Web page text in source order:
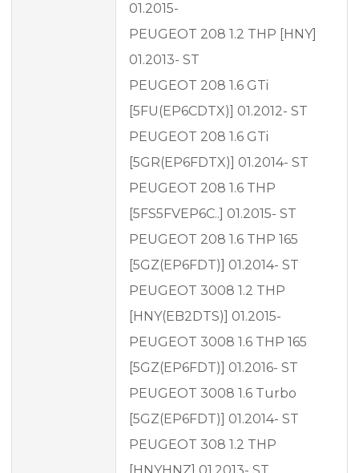
01.2015-
PEUGEOT 208 1.2 THP [HNY]
01.2013- ST
PEUGEOT 208 1.6 GTi
[5FU(EP6CDTX)] 01.2012- ST
PEUGEOT 208 1.6 GTi
[5GR(EP6FDTX)] 01.2014- ST
PEUGEOT 208 1.6 THP
[5FS5FVEP6C..] 01.2015- ST
PEUGEOT 208 1.6 THP 165
[5GZ(EP6FDT)] 01.2014- ST
PEUGEOT 3008 1.2 THP
[HNY(EB2DTS)] 01.2015-
PEUGEOT 3008 1.6 THP 165
[5GZ(EP6FDT)] 01.2016- ST
PEUGEOT 3008 1.6 Turbo
[5GZ(EP6FDT)] 01.2014- ST
PEUGEOT 308 1.2 THP